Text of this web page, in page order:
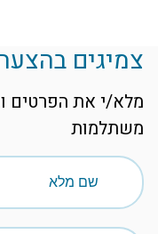
צמיגים
מלא/י את הפרטים
משתלמות
שם מלא